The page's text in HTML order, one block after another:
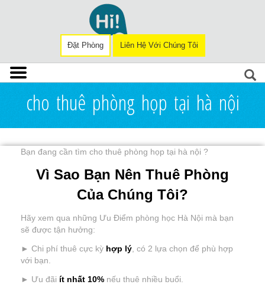
Đặt Phòng Liên Hệ Với Chúng Tôi
cho thuê phòng họp tại hà nội
Bạn đang cần tìm cho thuê phòng họp tại hà nội ?
Vì Sao Bạn Nên Thuê Phòng
Của Chúng Tôi?
Hãy xem qua những Ưu Điểm phòng học Hà Nội mà bạn
sẽ được tận hưởng:
► Chi phí thuê cực kỳ hợp lý , có 2 lựa chọn để phù hợp
với bạn.
► Ưu đãi ít nhất 10% nếu thuê nhiều buổi.